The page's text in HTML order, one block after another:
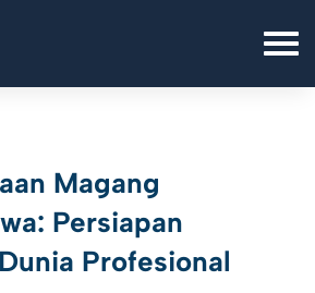
Magang
Persiapan
Profesional